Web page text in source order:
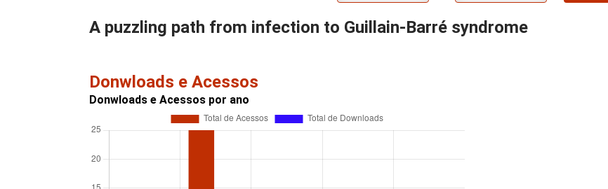
A puzzling path from infection to Guillain-Barré syndrome
Donwloads e Acessos
Donwloads e Acessos por ano